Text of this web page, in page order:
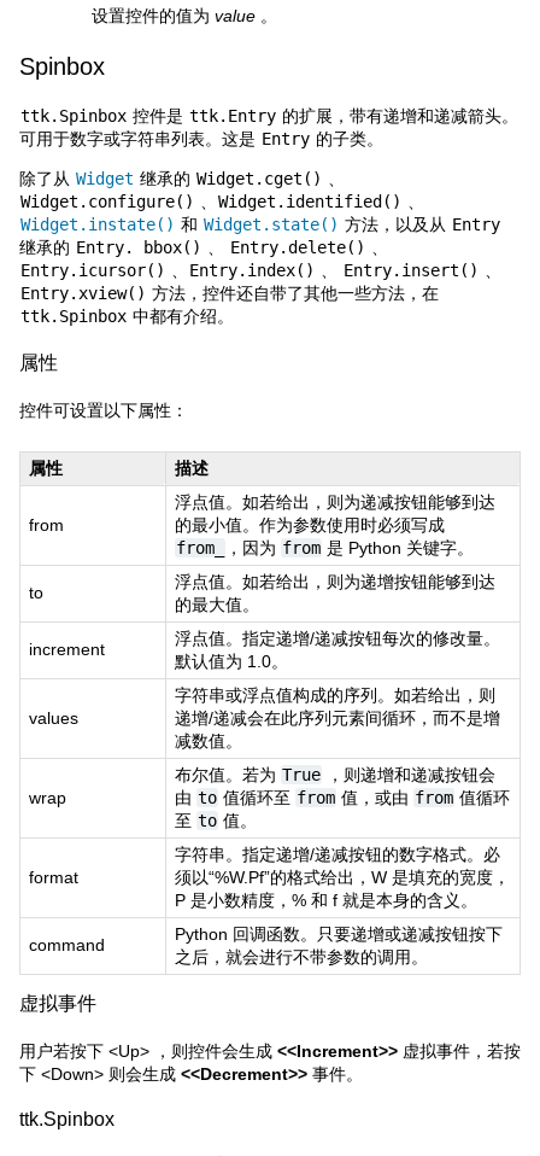
设置控件的值为 value 。
Spinbox
ttk.Spinbox 控件是 ttk.Entry 的扩展，带有递增和递减箭头。
可用于数字或字符串列表。这是 Entry 的子类。
除了从 Widget 继承的 Widget.cget()
Widget.configure()
Widget.identified()
Widget.instate() 和 Widget.state() 方法，以及从 Entry
继承的 Entry. bbox() Entry.delete()
Entry.icursor()
Entry.index() Entry.insert()
Entry.xview() 方法，控件还自带了其他一些方法，在
ttk.Spinbox 中都有介绍。
属性
控件可设置以下属性：
属性 描述
from
浮点值。如若给出，则为递减按钮能够到达
的最小值。作为参数使用时必须写成
from_
，因为 from 是 Python 关键字。
to
浮点值。如若给出，则为递增按钮能够到达
的最大值。
increment
浮点值。指定递增/递减按钮每次的修改量。
默认值为 1.0。
values
字符串或浮点值构成的序列。如若给出，则
递增/递减会在此序列元素间循环，而不是增
减数值。
wrap
布尔值。若为 True ，则递增和递减按钮会
由 to 值循环至 from 值，或由 from 值循环
至 to 值。
format
字符串。指定递增/递减按钮的数字格式。必
须以“%W.Pf”的格式给出，W 是填充的宽度，
P 是小数精度，% 和 f 就是本身的含义。
command
Python 回调函数。只要递增或递减按钮按下
之后，就会进行不带参数的调用。
虚拟事件
用户若按下 <Up> ，则控件会生成 <<Increment>> 虚拟事件，若按
下 <Down> 则会生成 <<Decrement>> 事件。
ttk.Spinbox